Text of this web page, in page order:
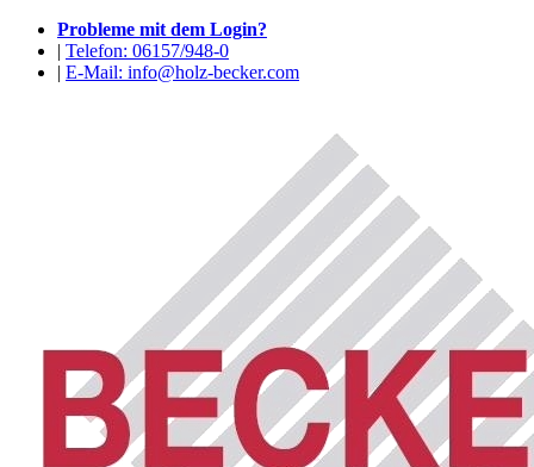
Probleme mit dem Login?
| Telefon: 06157/948-0
| E-Mail: info@holz-becker.com